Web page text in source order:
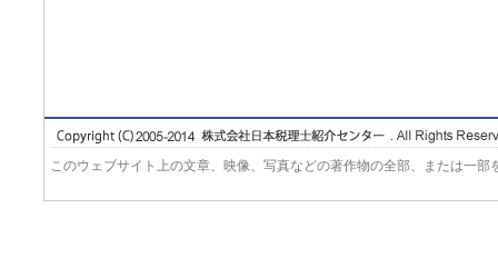
このウェブサイト上の文章、映像、写真などの著作物の全部、または一